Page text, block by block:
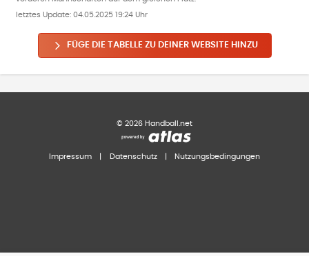
letztes Update: 04.05.2025 19:24 Uhr
FÜGE DIE TABELLE ZU DEINER WEBSITE HINZU
© 2026 Handball.net
Impressum Datenschutz Nutzungsbedingungen